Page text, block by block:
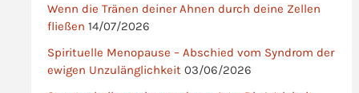
Wenn die Tränen deiner Ahnen durch deine Zellen
fließen 14/07/2026
Spirituelle Menopause – Abschied vom Syndrom der
ewigen Unzulänglichkeit 03/06/2026